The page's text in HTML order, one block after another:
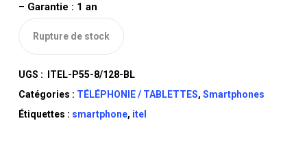
– Garantie : 1 an
Rupture de stock
UGS :
ITEL-P55-8/128-BL
Catégories : TÉLÉPHONIE / TABLETTES, Smartphones
Étiquettes : smartphone, itel